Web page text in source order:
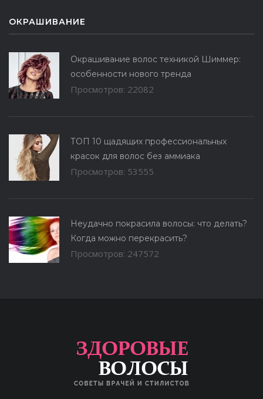
ОКРАШИВАНИЕ
Окрашивание волос техникой Шиммер:
особенности нового тренда
Просмотров: 22082
ТОП 10 щадящих профессиональных
красок для волос без аммиака
Просмотров: 53555
Неудачно покрасила волосы: что делать?
Когда можно перекрасить?
Просмотров: 247572